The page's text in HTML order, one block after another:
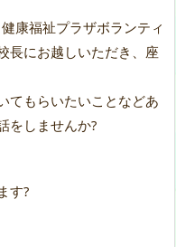
康福祉プラザボランティ
長にお越しいただき、座
てもらいたいことなどあ
をしませんか?
す?